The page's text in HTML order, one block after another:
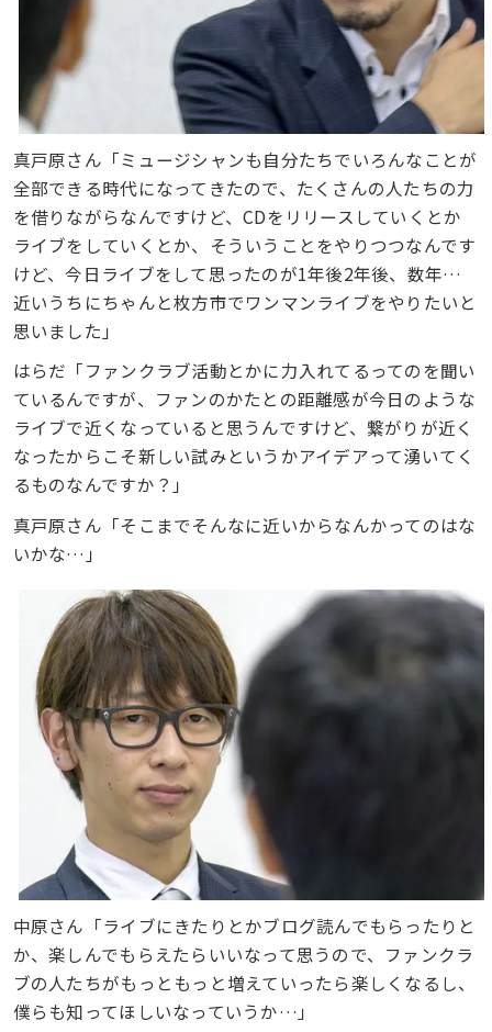
真戸原さん「ミュージシャンも自分たちでいろんなことが
全部できる時代になってきたので、たくさんの人たちの力
を借りながらなんですけど、CDをリリースしていくとか
ライブをしていくとか、そういうことをやりつつなんです
けど、今日ライブをして思ったのが1年後2年後、数年…
近いうちにちゃんと枚方市でワンマンライブをやりたいと
思いました」
はらだ「ファンクラブ活動とかに力入れてるってのを聞い
ているんですが、ファンのかたとの距離感が今日のような
ライブで近くなっていると思うんですけど、繋がりが近く
なったからこそ新しい試みというかアイデアって湧いてく
るものなんですか？」
真戸原さん「そこまでそんなに近いからなんかってのはな
いかな…」
中原さん「ライブにきたりとかブログ読んでもらったりと
か、楽しんでもらえたらいいなって思うので、ファンクラ
ブの人たちがもっともっと増えていったら楽しくなるし、
僕らも知ってほしいなっていうか…」